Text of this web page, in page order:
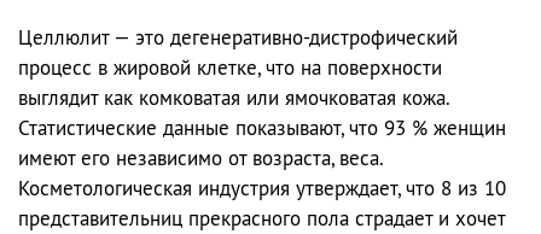
Целлюлит — это дегенеративно-дистрофический
процесс в жировой клетке, что на поверхности
выглядит как комковатая или ямочковатая кожа.
Статистические данные показывают, что 93 % женщин
имеют его независимо от возраста, веса.
Косметологическая индустрия утверждает, что 8 из 10
представительниц прекрасного пола страдает и хочет